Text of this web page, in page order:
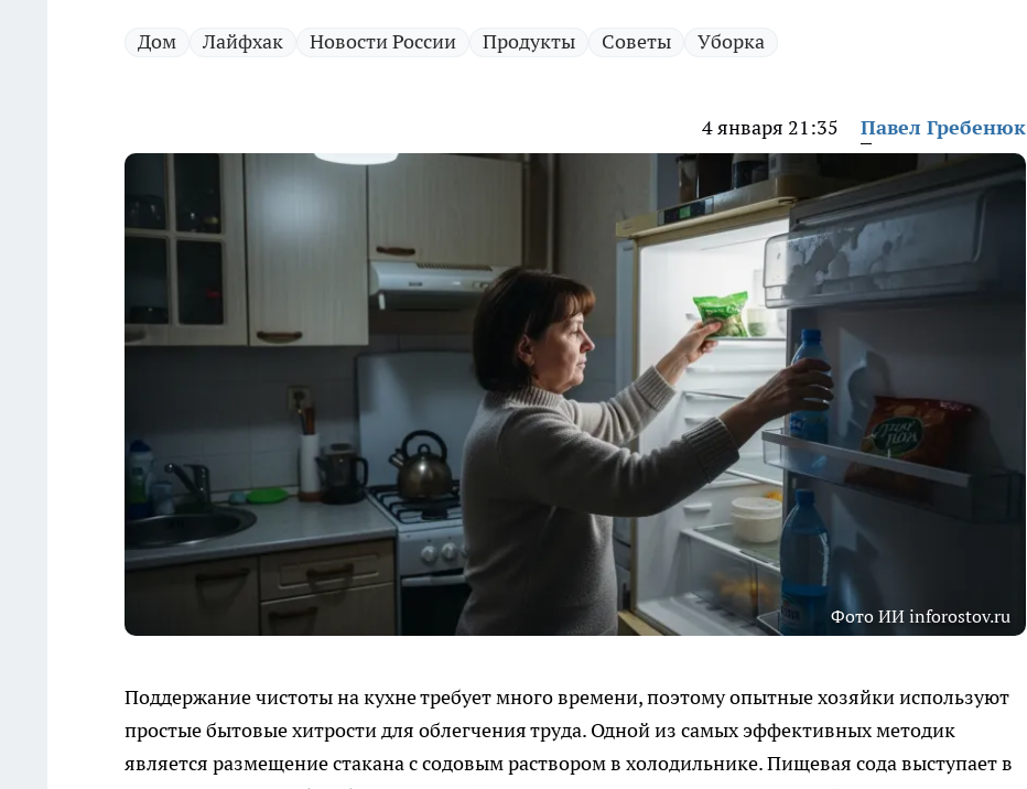
Дом Лайфхак Новости России Продукты Советы Уборка
4 января 21:35 Павел Гребенюк
Фото ИИ inforostov.ru
Поддержание чистоты на кухне требует много времени, поэтому опытные хозяйки используют
простые бытовые хитрости для облегчения труда. Одной из самых эффективных методик
является размещение стакана с содовым раствором в холодильнике. Пищевая сода выступает в